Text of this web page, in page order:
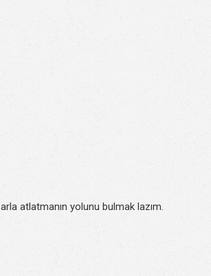
atlatmanın yolunu bulmak lazım.